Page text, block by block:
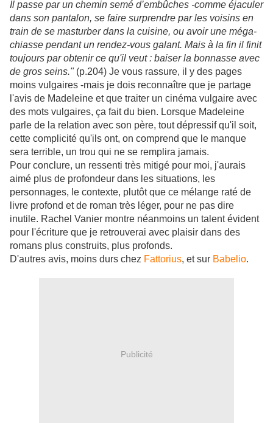
Il passe par un chemin semé d’embûches -comme éjaculer
dans son pantalon, se faire surprendre par les voisins en
train de se masturber dans la cuisine, ou avoir une méga-
chiasse pendant un rendez-vous galant. Mais à la fin il finit
toujours par obtenir ce qu'il veut : baiser la bonnasse avec
de gros seins." (p.204) Je vous rassure, il y des pages
moins vulgaires -mais je dois reconnaître que je partage
l'avis de Madeleine et que traiter un cinéma vulgaire avec
des mots vulgaires, ça fait du bien. Lorsque Madeleine
parle de la relation avec son père, tout dépressif qu'il soit,
cette complicité qu'ils ont, on comprend que le manque
sera terrible, un trou qui ne se remplira jamais.
Pour conclure, un ressenti très mitigé pour moi, j'aurais
aimé plus de profondeur dans les situations, les
personnages, le contexte, plutôt que ce mélange raté de
livre profond et de roman très léger, pour ne pas dire
inutile. Rachel Vanier montre néanmoins un talent évident
pour l'écriture que je retrouverai avec plaisir dans des
romans plus construits, plus profonds.
D'autres avis, moins durs chez Fattorius, et sur Babelio.
Publicité